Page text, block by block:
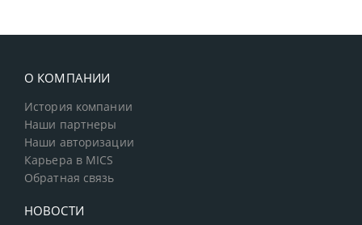
О КОМПАНИИ
История компании
Наши партнеры
Наши авторизации
Карьера в MICS
Обратная связь
НОВОСТИ